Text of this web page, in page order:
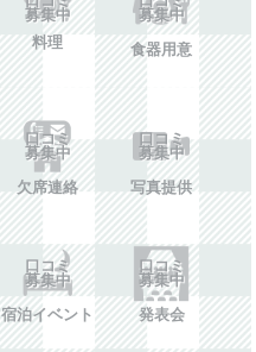
募集中
料理
募集中
食器用意
口コミ
募集中
欠席連絡
口コミ
募集中
写真提供
口コミ
募集中
宿泊イベント
口コミ
募集中
発表会